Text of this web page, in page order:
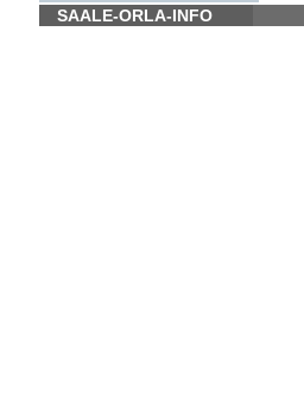
SAALE-ORLA-INFO